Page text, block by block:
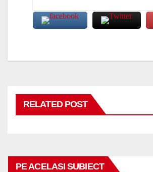
RELATED POST
PE ACELASI SUBIECT